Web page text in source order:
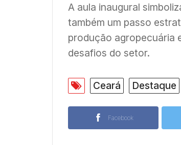
A aula inaugural
também um passo
produção agropecuária
desafios do setor.
Ceará Destaque
Facebook